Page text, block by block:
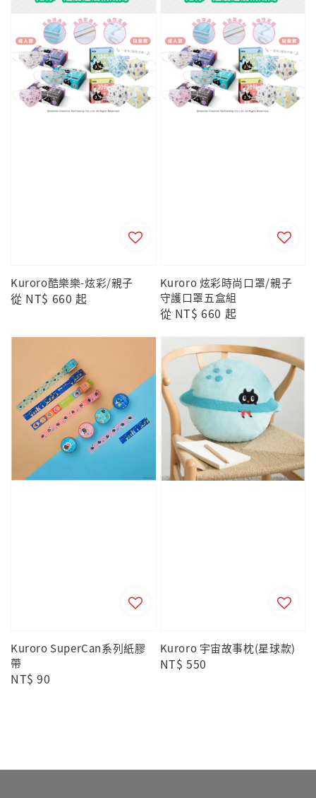
Kuroro酷樂樂-炫彩/親子
Regular
從 NT$ 660 起
Kuroro 炫彩時尚口罩/親子
守護口罩五盒組
Regular
從 NT$ 660 起
Kuroro SuperCan系列紙膠
帶
Regular
NT$ 90
Kuroro 宇宙故事枕(星球款)
Regular
NT$ 550